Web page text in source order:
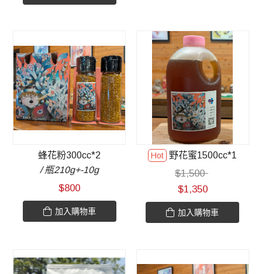
蜂花粉300cc*2
/ 瓶210g+-10g
$800
加入購物車
野花蜜1500cc*1
$1,500
$1,350
加入購物車